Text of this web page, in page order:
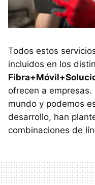
Todos estos
incluidos en los
ofrecen a
mundo y podemos
desarrollo, han
combinaciones de